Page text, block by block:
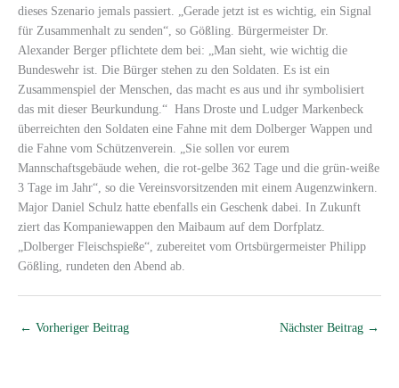
dieses Szenario jemals passiert. „Gerade jetzt ist es wichtig, ein Signal
für Zusammenhalt zu senden“, so Gößling. Bürgermeister Dr.
Alexander Berger pflichtete dem bei: „Man sieht, wie wichtig die
Bundeswehr ist. Die Bürger stehen zu den Soldaten. Es ist ein
Zusammenspiel der Menschen, das macht es aus und ihr symbolisiert
das mit dieser Beurkundung.“ Hans Droste und Ludger Markenbeck
überreichten den Soldaten eine Fahne mit dem Dolberger Wappen und
die Fahne vom Schützenverein. „Sie sollen vor eurem
Mannschaftsgebäude wehen, die rot-gelbe 362 Tage und die grün-weiße
3 Tage im Jahr“, so die Vereinsvorsitzenden mit einem Augenzwinkern.
Major Daniel Schulz hatte ebenfalls ein Geschenk dabei. In Zukunft
ziert das Kompaniewappen den Maibaum auf dem Dorfplatz.
„Dolberger Fleischspieße“, zubereitet vom Ortsbürgermeister Philipp
Gößling, rundeten den Abend ab.
← Vorheriger Beitrag Nächster Beitrag →